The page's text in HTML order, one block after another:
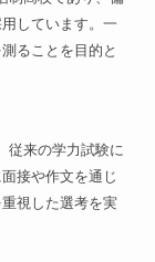
しています。一
ることを目的と
従来の学力試験に
接や作文を通じ
視した選考を実